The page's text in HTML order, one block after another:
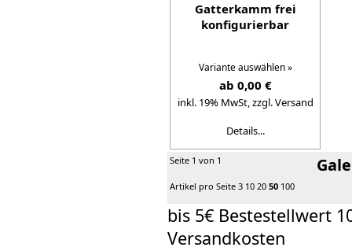
Gatterkamm frei
konfigurierbar
Variante auswählen »
ab 0,00 €
inkl. 19% MwSt,zzgl. Versand
Details...
Seite 1 von 1
Artikel pro Seite 3 10 20 50 100
bis 5€ Bestestellwert
Versandkosten